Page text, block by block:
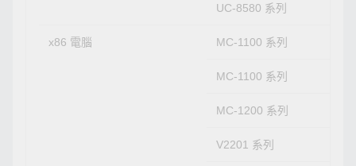
UC-8580 系列
x86 電腦 MC-1100 系列
MC-1100 系列
MC-1200 系列
V2201 系列